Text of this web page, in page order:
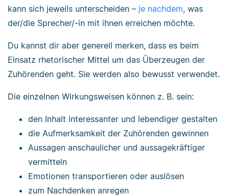
kann sich jeweils unterscheiden – je nachdem , was
der/die Sprecher/-in mit ihnen erreichen möchte.
Du kannst dir aber generell merken, dass es beim
Einsatz rhetorischer Mittel um das Überzeugen der
Zuhörenden geht. Sie werden also bewusst verwendet.
Die einzelnen Wirkungsweisen können z. B. sein:
den Inhalt interessanter und lebendiger gestalten
die Aufmerksamkeit der Zuhörenden gewinnen
Aussagen anschaulicher und aussagekräftiger
vermitteln
Emotionen transportieren oder auslösen
zum Nachdenken anregen